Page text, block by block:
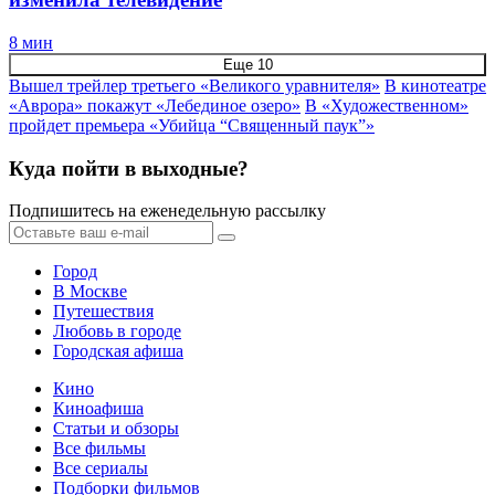
8 мин
Еще 10
Вышел трейлер третьего «Великого уравнителя» В кинотеатре
«Аврора» покажут «Лебединое озеро» В «Художественном»
пройдет премьера «Убийца “Священный паук”»
Куда пойти в выходные?
Подпишитесь на еженедельную рассылку
Город
В Москве
Путешествия
Любовь в городе
Городская афиша
Кино
Киноафиша
Статьи и обзоры
Все фильмы
Все сериалы
Подборки фильмов